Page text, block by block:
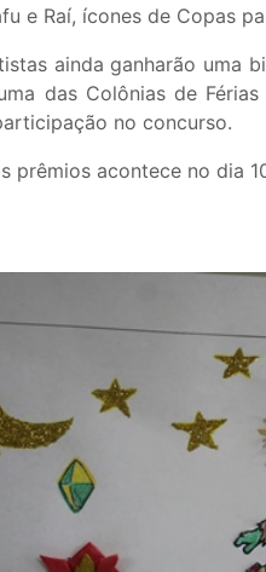
e Raí, ícones de Copas
ainda ganharão uma
das Colônias de
no concurso.
prêmios acontece no dia